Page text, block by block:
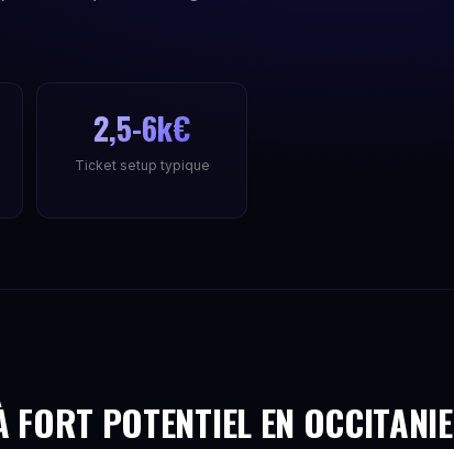
2,5-6k€
Ticket setup typique
POTENTIEL EN OCCITANIE